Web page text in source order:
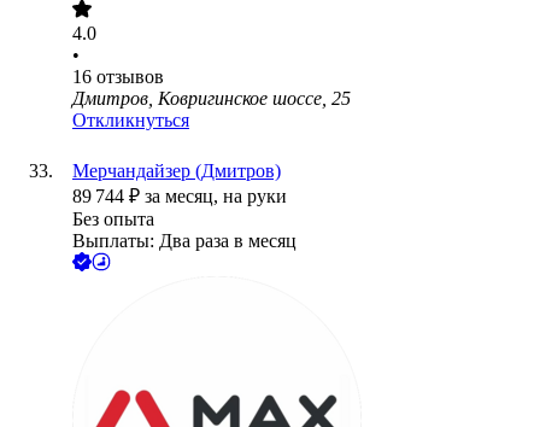
4.0
•
16 отзывов
Дмитров, Ковригинское шоссе, 25
Откликнуться
Мерчандайзер (Дмитров)
89 744 ₽ за месяц, на руки
Без опыта
Выплаты: Два раза в месяц